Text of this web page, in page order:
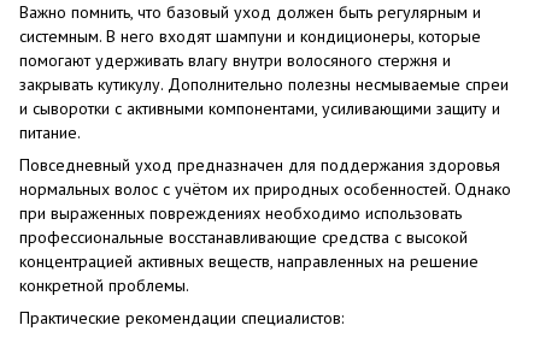
Важно помнить, что базовый уход должен быть регулярным и
системным. В него входят шампуни и кондиционеры, которые
помогают удерживать влагу внутри волосяного стержня и
закрывать кутикулу. Дополнительно полезны несмываемые спреи
и сыворотки с активными компонентами, усиливающими защиту и
питание.
Повседневный уход предназначен для поддержания здоровья
нормальных волос с учётом их природных особенностей. Однако
при выраженных повреждениях необходимо использовать
профессиональные восстанавливающие средства с высокой
концентрацией активных веществ, направленных на решение
конкретной проблемы.
Практические рекомендации специалистов: